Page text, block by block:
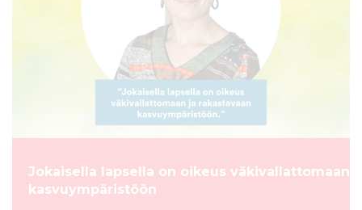
Jokaisella lapsella on oikeus väkivallattomaan
kasvuympäristöön